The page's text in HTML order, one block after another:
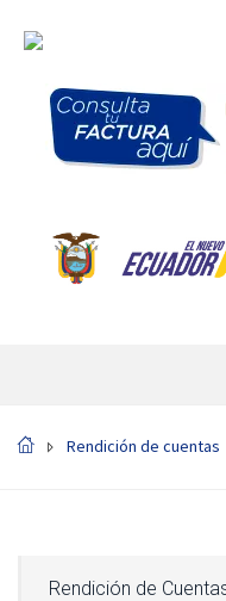
Rendición de cuentas
Rendición de